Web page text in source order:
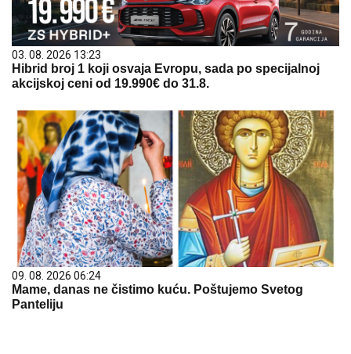
03. 08. 2026 13:23
Hibrid broj 1 koji osvaja Evropu, sada po specijalnoj
akcijskoj ceni od 19.990€ do 31.8.
09. 08. 2026 06:24
Mame, danas ne čistimo kuću. Poštujemo Svetog
Panteliju